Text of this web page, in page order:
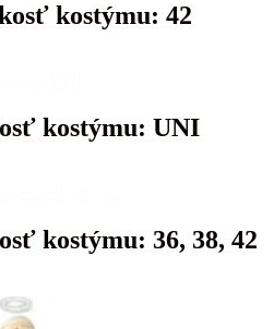
kostýmu: 42
kostýmu: UNI
kostýmu: 36, 38, 42